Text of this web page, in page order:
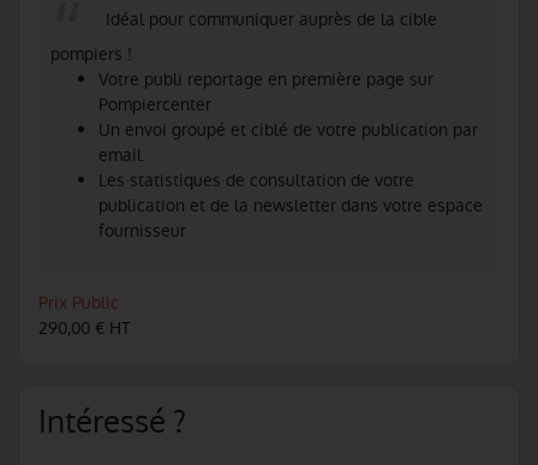
Idéal pour communiquer auprès de la cible
pompiers !
Votre publi reportage en première page sur
Pompiercenter
Un envoi groupé et ciblé de votre publication par
email.
Les statistiques de consultation de votre
publication et de la newsletter dans votre espace
fournisseur
Prix Public
290,00 € HT
Intéressé ?